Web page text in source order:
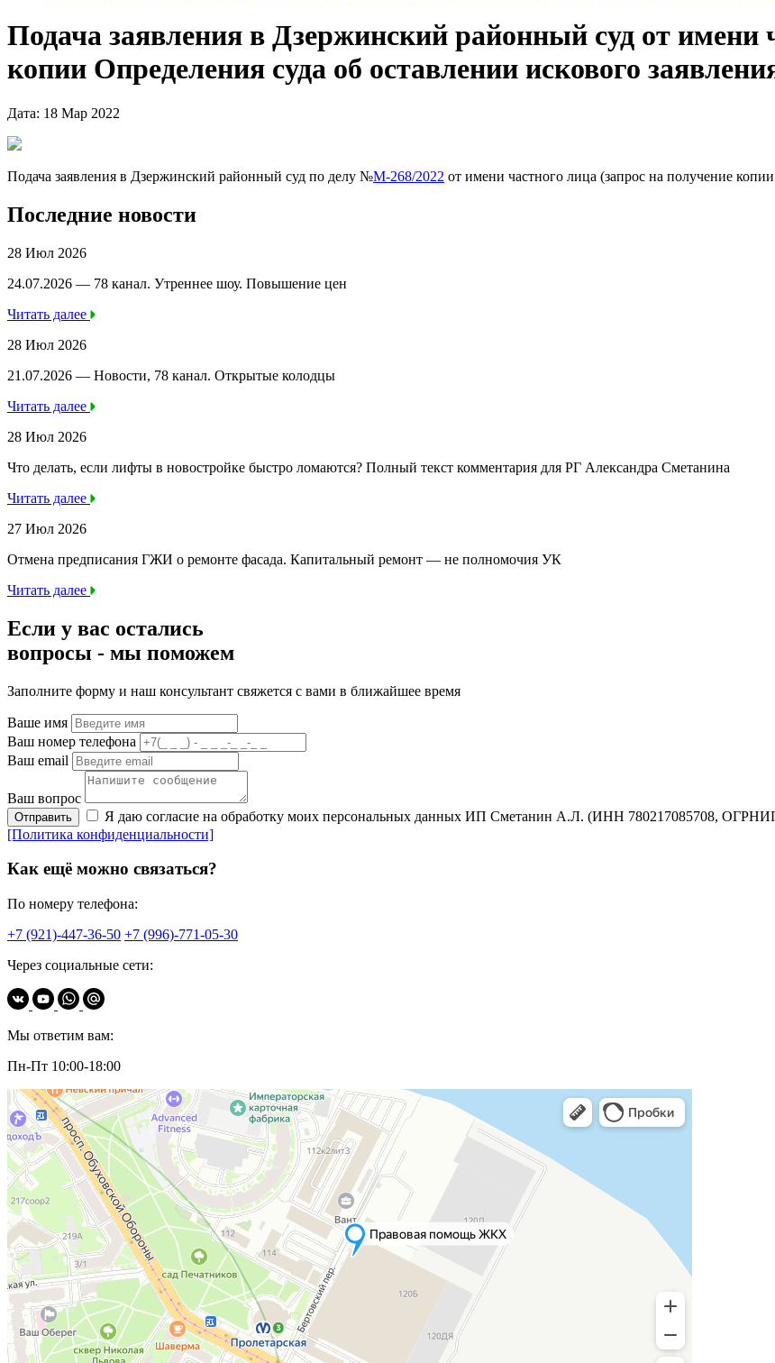
Подача заявления в Дзержинский районный суд от имени
копии Определения суда об оставлении искового
Дата: 18 Мар 2022
Подача заявления в Дзержинский районный суд по делу №М-268/2022 от имени частного лица (запрос на получение
Последние новости
28 Июл 2026
24.07.2026 — 78 канал. Утреннее шоу. Повышение цен
Читать далее
28 Июл 2026
21.07.2026 — Новости, 78 канал. Открытые колодцы
Читать далее
28 Июл 2026
Что делать, если лифты в новостройке быстро ломаются? Полный текст комментария для РГ Александра Сметанина
Читать далее
27 Июл 2026
Отмена предписания ГЖИ о ремонте фасада. Капитальный ремонт — не полномочия УК
Читать далее
Если у вас остались
вопросы - мы поможем
Заполните форму и наш консультант свяжется с вами в ближайшее время
Ваше имя
Ваш номер телефона
Ваш email
Ваш вопрос
Отправить
Я даю согласие на обработку моих персональных данных ИП Сметанин А.Л. (ИНН 780217085708, ОГРНИП:
[Политика конфиденциальности]
Как ещё можно связаться?
По номеру телефона:
+7 (921)-447-36-50 +7 (996)-771-05-30
Через социальные сети:
Мы ответим вам:
Пн-Пт 10:00-18:00